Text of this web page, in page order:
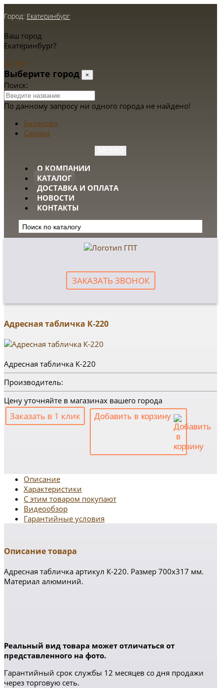
Город: Екатеринбург
Ваш город
Екатеринбург?
Да Нет
Выберите город ×
Поиск:
По данному запросу ни одного города не найдено!
Балаково
Самара
О КОМПАНИИ
КАТАЛОГ
ДОСТАВКА И ОПЛАТА
НОВОСТИ
КОНТАКТЫ
ЗАКАЗАТЬ ЗВОНОК
Адресная табличка К-220
Адресная табличка К-220
Производитель:
Цену уточняйте в магазинах вашего города
Заказать в 1 клик Добавить в корзину
Описание
Характеристики
С этим товаром покупают
Видеообзор
Гарантийные условия
Описание товара
Адресная табличка артикул К-220. Размер 700х317 мм.
Материал алюминий.
Реальный вид товара может отличаться от
представленного на фото.
Гарантийный срок службы 12 месяцев со дня продажи
через торговую сеть.